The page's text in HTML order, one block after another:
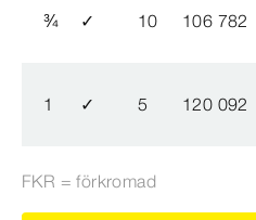
¾ ✓ 10 106 782
1 ✓ 5 120 092
FKR = förkromad